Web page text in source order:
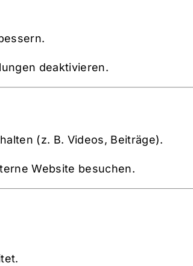
deaktivieren.
(z. B. Videos, Beiträge).
Website besuchen.